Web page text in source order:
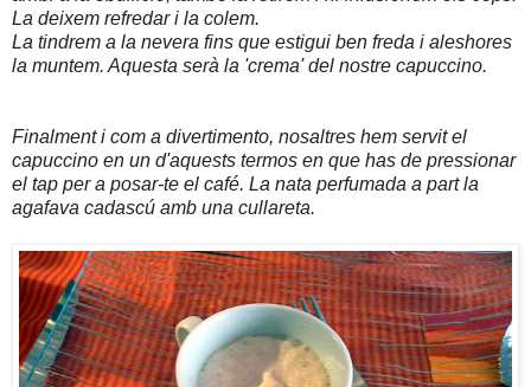
La deixem refredar i la colem.
La tindrem a la nevera fins que estigui ben freda i aleshores
la muntem. Aquesta serà la 'crema' del nostre capuccino.
Finalment i com a divertimento, nosaltres hem servit el
capuccino en un d'aquests termos en que has de pressionar
el tap per a posar-te el café. La nata perfumada a part la
agafava cadascú amb una cullareta.